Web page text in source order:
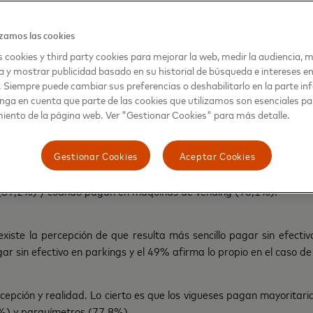
que compran y dónde lo hacen
digitales, los vigueses aún se muestran en cierto modo
en según qué circunstancias. El 99,7% de los
que supera al de cines y teatros (91,3%) comercios
cashlessen restaurantes (así lo afirma el 64% de los
y cuando pagan en máquinas de vending (96,1%).
la percepción de que resulta más sencillo pagar sin
sin efectivo en parkings y el 49% afirma lo propio en el caso
y realidad. Lo cierto es que los vigueses pagan
las cookies
cookies y third party cookies para mejorar la web, medir la audiencia,
y mostrar publicidad basado en su historial de búsqueda e intereses
Siempre puede cambiar sus preferencias o deshabilitarlo en la parte
en cuenta que parte de las cookies que utilizamos son esenciales
de la página web. Ver "Gestionar Cookies" para más detalle.
Aceptar Cookies
Gestionar Cookies